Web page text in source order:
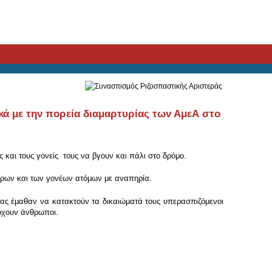
την πορεία διαμαρτυρίας των ΑμεΑ στο
τους γονείς τους να βγουν και πάλι στο δρόμο.
και των γονέων ατόμων με αναπηρία.
έμαθαν να κατακτούν τα δικαιώματά τους υπερασπιζόμενοι
άνθρωποι.